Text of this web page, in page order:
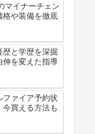
マイナーチェン
格や装備を徹底
歴と学歴を深掘
伸を変えた指導
ファイア予約状
今買える方法も